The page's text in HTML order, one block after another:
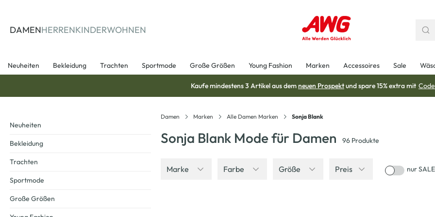
DAMENHERRENKINDERWOHNEN
Neuheiten Bekleidung Trachten Sportmode Große Größen Young Fashion Marken Accessoires Sale
Kaufe mindestens 3 Artikel aus demneuen Prospektund spare 15% extra mit
Damen Marken Alle Damen Marken Sonja Blank
Sonja Blank Mode für Damen 96 Produkte
Marke Farbe Größe Preis nur
Neuheiten
Bekleidung
Trachten
Sportmode
Große Größen